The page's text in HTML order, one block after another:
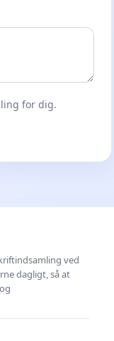
for dig.
ved
dagligt, så at